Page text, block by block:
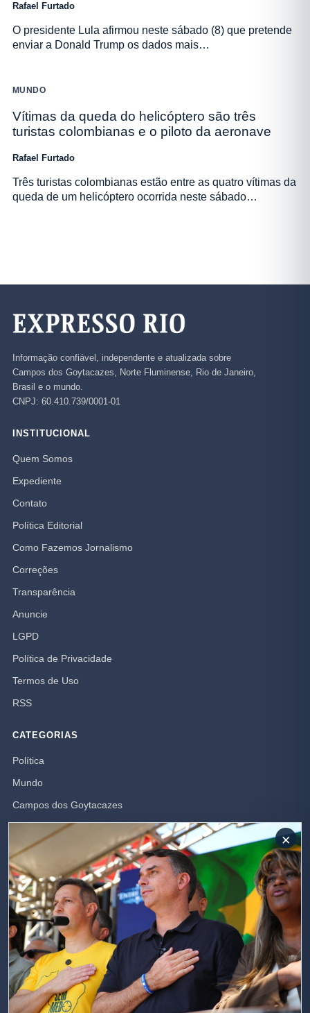
Rafael Furtado
O presidente Lula afirmou neste sábado (8) que pretende
enviar a Donald Trump os dados mais…
MUNDO
Vítimas da queda do helicóptero são três
turistas colombianas e o piloto da aeronave
Rafael Furtado
Três turistas colombianas estão entre as quatro vítimas da
queda de um helicóptero ocorrida neste sábado…
Informação confiável, independente e atualizada sobre
Campos dos Goytacazes, Norte Fluminense, Rio de Janeiro,
Brasil e o mundo.
CNPJ: 60.410.739/0001-01
INSTITUCIONAL
Quem Somos
Expediente
Contato
Política Editorial
Como Fazemos Jornalismo
Correções
Transparência
Anuncie
LGPD
Política de Privacidade
Termos de Uso
RSS
CATEGORIAS
Política
Mundo
Campos dos Goytacazes
Opinião
Rio de Janeiro
Polícia
SIGA-NOS
Receba nossas publicações
×